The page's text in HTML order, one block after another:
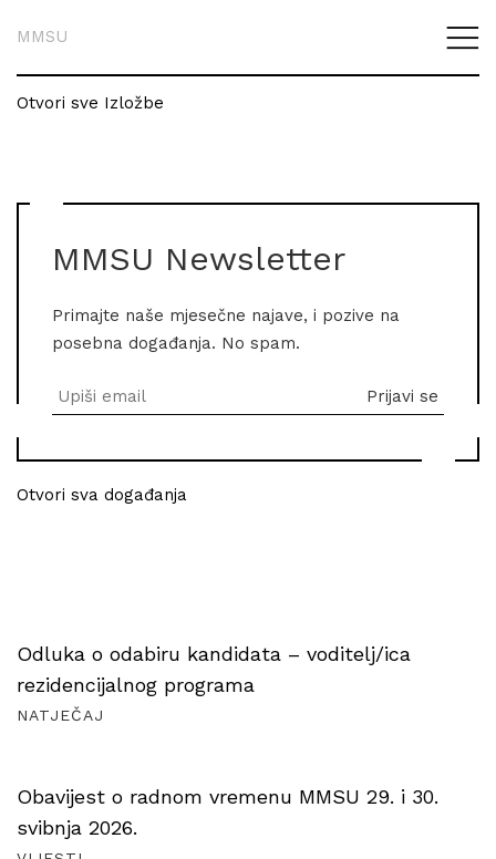
MMSU
Otvori sve Izložbe
MMSU Newsletter
Primajte naše mjesečne najave, i pozive na
posebna događanja. No spam.
Otvori sva događanja
Odluka o odabiru kandidata – voditelj/ica
rezidencijalnog programa
NATJEČAJ
Obavijest o radnom vremenu MMSU 29. i 30.
svibnja 2026.